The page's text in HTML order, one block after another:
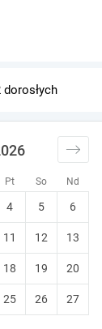
Pt So Nd
4 5 6
11 12 13
18 19 20
25 26 27